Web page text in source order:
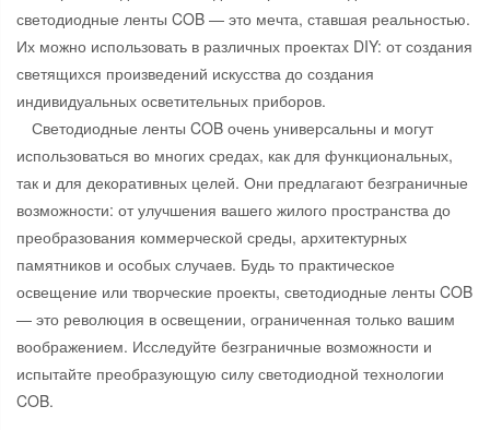
светодиодные ленты COB — это мечта, ставшая реальностью.
Их можно использовать в различных проектах DIY: от создания
светящихся произведений искусства до создания
индивидуальных осветительных приборов.
Светодиодные ленты COB очень универсальны и могут
использоваться во многих средах, как для функциональных,
так и для декоративных целей. Они предлагают безграничные
возможности: от улучшения вашего жилого пространства до
преобразования коммерческой среды, архитектурных
памятников и особых случаев. Будь то практическое
освещение или творческие проекты, светодиодные ленты COB
— это революция в освещении, ограниченная только вашим
воображением. Исследуйте безграничные возможности и
испытайте преобразующую силу светодиодной технологии
COB.